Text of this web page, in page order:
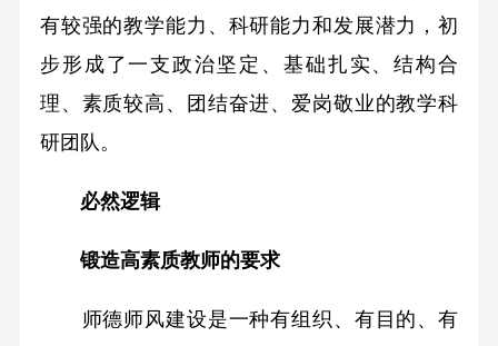
有较强的教学能力、科研能力和发展潜力，初
步形成了一支政治坚定、基础扎实、结构合
理、素质较高、团结奋进、爱岗敬业的教学科
研团队。
必然逻辑
锻造高素质教师的要求
师德师风建设是一种有组织、有目的、有